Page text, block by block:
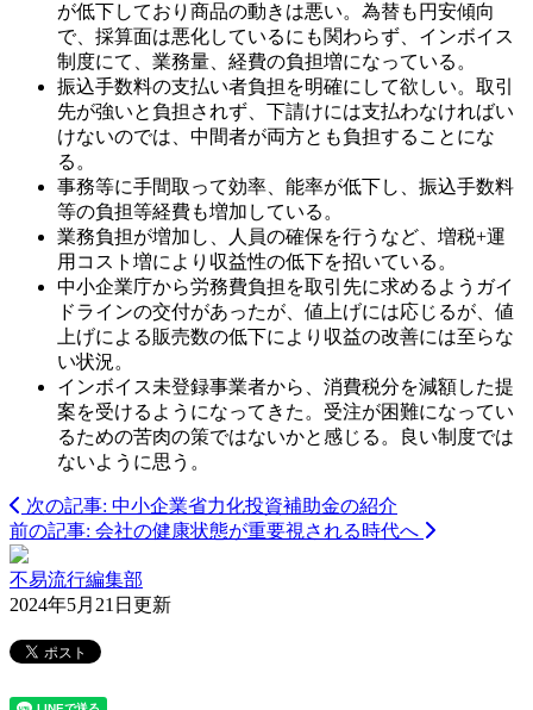
が低下しており商品の動きは悪い。為替も円安傾向
で、採算面は悪化しているにも関わらず、インボイス
制度にて、業務量、経費の負担増になっている。
振込手数料の支払い者負担を明確にして欲しい。取引
先が強いと負担されず、下請けには支払わなければい
けないのでは、中間者が両方とも負担することにな
る。
事務等に手間取って効率、能率が低下し、振込手数料
等の負担等経費も増加している。
業務負担が増加し、人員の確保を行うなど、増税+運
用コスト増により収益性の低下を招いている。
中小企業庁から労務費負担を取引先に求めるようガイ
ドラインの交付があったが、値上げには応じるが、値
上げによる販売数の低下により収益の改善には至らな
い状況。
インボイス未登録事業者から、消費税分を減額した提
案を受けるようになってきた。受注が困難になってい
るための苦肉の策ではないかと感じる。良い制度では
ないように思う。
次の記事: 中小企業省力化投資補助金の紹介
前の記事: 会社の健康状態が重要視される時代へ
不易流行編集部
2024年5月21日更新